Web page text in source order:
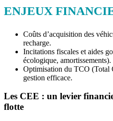
ENJEUX
Coûts d’acquisition des
recharge.
Incitations fiscales et aides
écologique, amortissements).
Optimisation du TCO (Total
gestion efficace.
Les CEE : un levier
flotte